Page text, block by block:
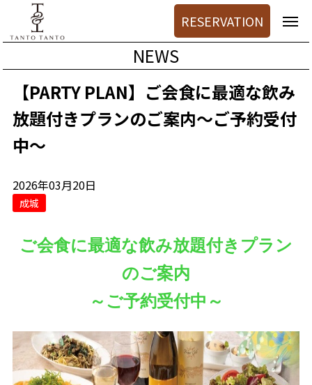
RESERVATION
NEWS
【PARTY PLAN】ご会食に最適な飲み
放題付きプランのご案内～ご予約受付
中～
2026年03月20日
成城
ご会食に最適な飲み放題付きプラン
のご案内
～ご予約受付中～